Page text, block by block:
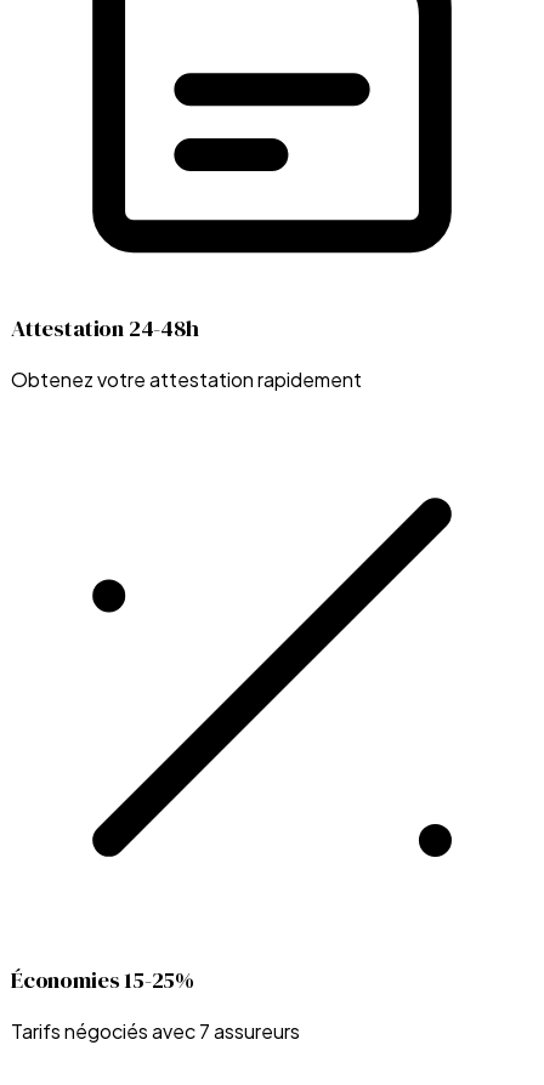
Attestation 24-48h
Obtenez votre attestation rapidement
Économies 15-25%
Tarifs négociés avec 7 assureurs